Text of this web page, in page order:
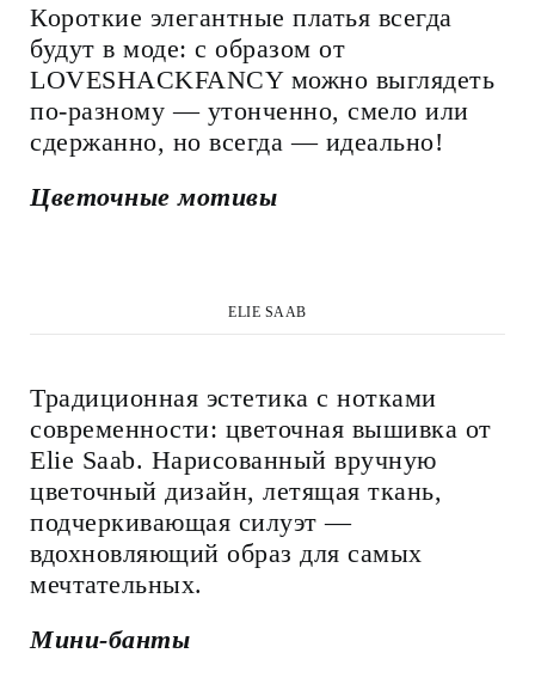
Короткие элегантные платья всегда
будут в моде: с образом от
LOVESHACKFANCY можно выглядеть
по-разному — утонченно, смело или
сдержанно, но всегда — идеально!
Цветочные мотивы
ELIE SAAB
Традиционная эстетика с нотками
современности: цветочная вышивка от
Elie Saab. Нарисованный вручную
цветочный дизайн, летящая ткань,
подчеркивающая силуэт —
вдохновляющий образ для самых
мечтательных.
Мини-банты